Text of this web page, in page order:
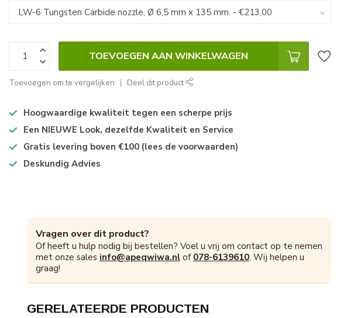
TOEVOEGEN AAN WINKELWAGEN
Toevoegen om te vergelijken Deel dit product
Hoogwaardige kwaliteit tegen een scherpe prijs
Een NIEUWE Look, dezelfde Kwaliteit en Service
Gratis levering boven €100 (lees de voorwaarden)
Deskundig Advies
Vragen over dit product?
Of heeft u hulp nodig bij bestellen? Voel u vrij om contact op te nemen
met onze sales info@apeqwiwa.nl of 078-6139610. Wij helpen u
graag!
GERELATEERDE PRODUCTEN